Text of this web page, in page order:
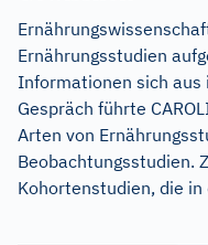
Ernährungsstudien
Informationen sich aus
Gespräch führte
Arten von
Beobachtungsstudien.
Kohortenstudien, die in